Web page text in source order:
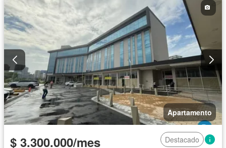
Apartamento
$ 3.300.000/mes
Destacado